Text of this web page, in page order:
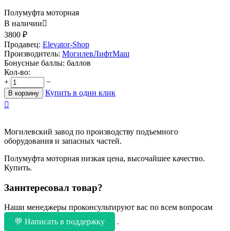
Полумуфта моторная
В наличии
3800 ₽
Продавец: Elevator-Shop
Производитель: МогилевЛифтМаш
Бонусные баллы: баллов
Кол-во:
+
−
В корзину
Купить в один клик

Могилевский завод по производству подъемного
оборудования и запасных частей.
Полумуфта моторная низкая цена, высочайшее качество.
Купить.
Заинтересовал товар?
Наши менеджеры проконсультируют вас по всем вопросам
💬 Написать в поддержку
.